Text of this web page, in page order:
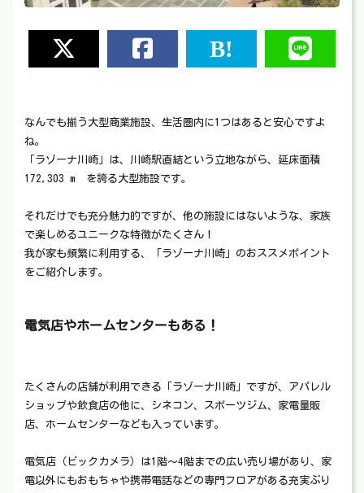
なんでも揃う大型商業施設、生活圏内に1つはあると安心ですよ
ね。
「ラゾーナ川崎」は、川崎駅直結という立地ながら、延床面積
172,303 m²を誇る大型施設です。
それだけでも充分魅力的ですが、他の施設にはないような、家族
で楽しめるユニークな特徴がたくさん！
我が家も頻繁に利用する、「ラゾーナ川崎」のおススメポイント
をご紹介します。
電気店やホームセンターもある！
たくさんの店舗が利用できる「ラゾーナ川崎」ですが、アパレル
ショップや飲食店の他に、シネコン、スポーツジム、家電量販
店、ホームセンターなども入っています。
電気店（ビックカメラ）は1階～4階までの広い売り場があり、家
電以外にもおもちゃや携帯電話などの専門フロアがある充実ぶり